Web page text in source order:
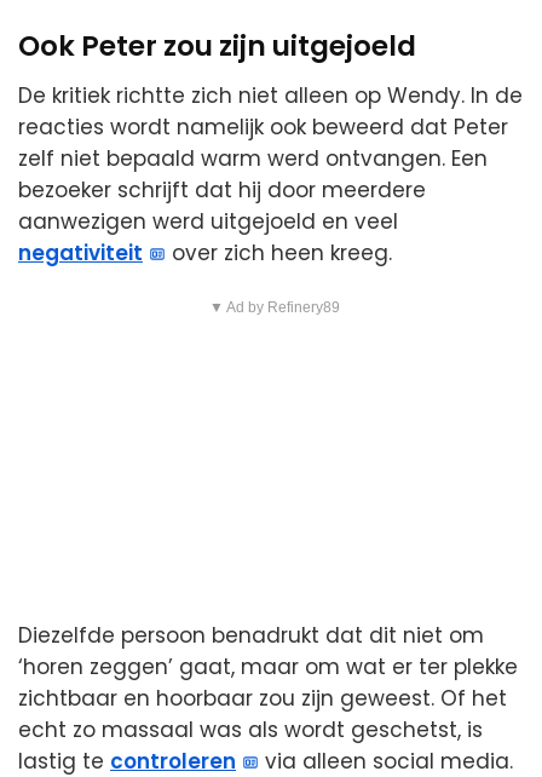
Ook Peter zou zijn uitgejoeld
De kritiek richtte zich niet alleen op Wendy. In de
reacties wordt namelijk ook beweerd dat Peter
zelf niet bepaald warm werd ontvangen. Een
bezoeker schrijft dat hij door meerdere
aanwezigen werd uitgejoeld en veel
negativiteit
over zich heen kreeg.
▼ Ad by Refinery89
Diezelfde persoon benadrukt dat dit niet om
‘horen zeggen’ gaat, maar om wat er ter plekke
zichtbaar en hoorbaar zou zijn geweest. Of het
echt zo massaal was als wordt geschetst, is
lastig te controleren via alleen social media.